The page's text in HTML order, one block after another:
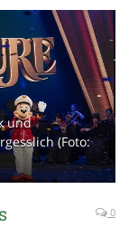
und
(Foto:
0